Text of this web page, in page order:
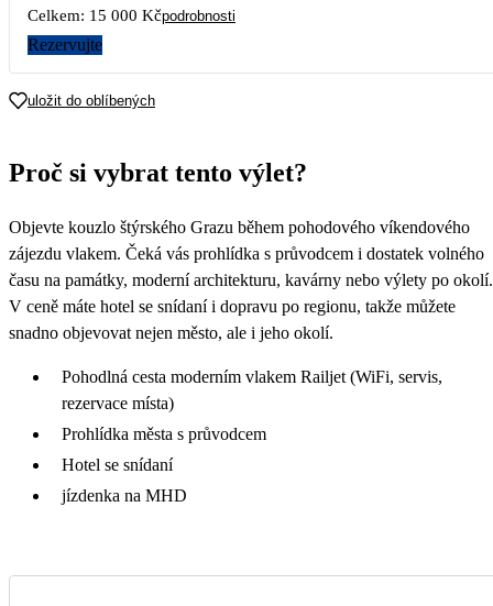
21
28 29 30
Celkem: 15 000 Kčpodrobnosti
Rezervujte
uložit do oblíbených
Proč si vybrat tento výlet?
Objevte kouzlo štýrského Grazu během pohodového víkendového
zájezdu vlakem. Čeká vás prohlídka s průvodcem i dostatek volného
času na památky, moderní architekturu, kavárny nebo výlety po okolí.
V ceně máte hotel se snídaní i dopravu po regionu, takže můžete
snadno objevovat nejen město, ale i jeho okolí.
Pohodlná cesta moderním vlakem Railjet (WiFi, servis,
rezervace místa)
Prohlídka města s průvodcem
Hotel se snídaní
jízdenka na MHD